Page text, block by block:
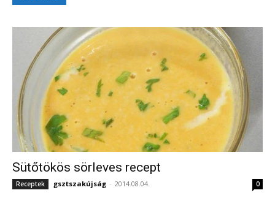
Sütőtökös sörleves recept
Receptek gsztszakújság - 2014.08.04. 0